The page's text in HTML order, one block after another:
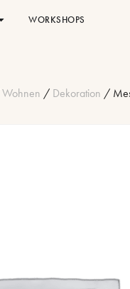
WORKSHOPS
Wohnen / Dekoration /